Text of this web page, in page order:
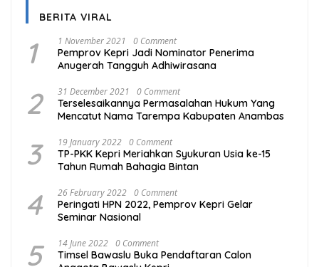
BERITA VIRAL
1 1 November 2021 0 Comment
Pemprov Kepri Jadi Nominator Penerima
Anugerah Tangguh Adhiwirasana
2 31 December 2021 0 Comment
Terselesaikannya Permasalahan Hukum Yang
Mencatut Nama Tarempa Kabupaten Anambas
3 19 January 2022 0 Comment
TP-PKK Kepri Meriahkan Syukuran Usia ke-15
Tahun Rumah Bahagia Bintan
4 26 February 2022 0 Comment
Peringati HPN 2022, Pemprov Kepri Gelar
Seminar Nasional
5 14 June 2022 0 Comment
Timsel Bawaslu Buka Pendaftaran Calon